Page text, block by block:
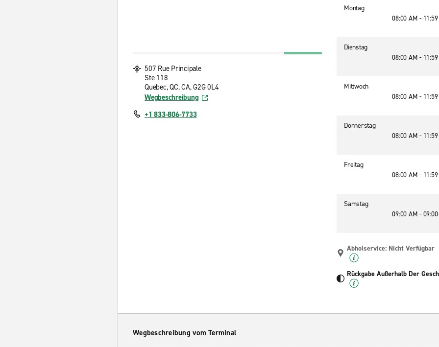
507 Rue Principale
Ste 118
Quebec, QC, CA, G2G 0L4
Wegbeschreibung
+1 833-806-7733
Montag
08:00 AM -
Dienstag
08:00 AM -
Mittwoch
08:00 AM -
Donnerstag
08:00 AM -
Freitag
08:00 AM -
Samstag
09:00 AM -
Abholservice: Nicht Verfügbar
Rückgabe Außerhalb Der
Wegbeschreibung vom Terminal